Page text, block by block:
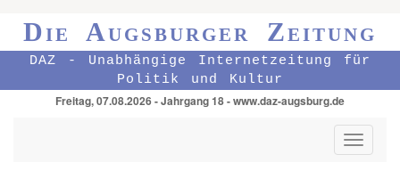
Die Augsburger Zeitung
DAZ - Unabhängige Internetzeitung für
Politik und Kultur
Freitag, 07.08.2026 - Jahrgang 18 - www.daz-augsburg.de
Toggle